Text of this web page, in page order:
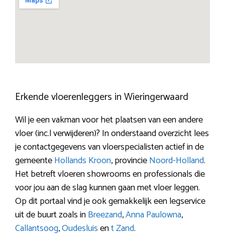
Erkende vloerenleggers in Wieringerwaard
Wil je een vakman voor het plaatsen van een andere
vloer (inc.l verwijderen)? In onderstaand overzicht lees
je contactgegevens van vloerspecialisten actief in de
gemeenteHollands Kroon, provincieNoord-Holland.
Het betreft vloeren showrooms en professionals die
voor jou aan de slag kunnen gaan met vloer leggen.
Op dit portaal vind je ook gemakkelijk een legservice
uit de buurt zoals inBreezand,Anna Paulowna,
Callantsoog,Oudesluisent Zand.